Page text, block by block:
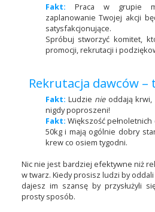
Fakt:
Praca w grupie
zaplanowanie Twojej akcji
satysfakcjonujące.
Spróbuj stworzyć komitet,
promocji, rekrutacji i
Rekrutacja dawców
Fakt: Ludzie nieoddają krwi,
nigdy poproszeni!
Fakt: Większość
50kg i mają ogólnie dobry
krew co osiem tygodni.
Nic nie jest bardziej efektywne niż
w twarz. Kiedy prosisz ludzi by
dajesz im szansę by przysłużyli
prosty sposób.